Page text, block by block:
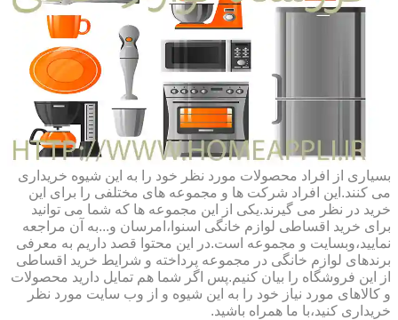
بسیاری از افراد محصولات مورد نظر خود را به این شیوه خریداری
می کنند.این افراد شرکت ها و مجموعه های مختلفی را برای این
خرید در نظر می گیرند.یکی از این مجموعه ها که شما می توانید
برای خرید اقساطی لوازم خانگی اسنوا،امرسان و...به آن مراجعه
نمایید،وبسایت و مجموعه است.در این محتوا قصد داریم به معرفی
برندهای لوازم خانگی در مجموعه پرداخته و شرایط خرید اقساطی
از این فروشگاه را بیان کنیم.پس اگر شما هم تمایل دارید محصولات
و کالاهای مورد نیاز خود را به این شیوه و از وب سایت مورد نظر
خریداری کنید،با ما همراه باشید.